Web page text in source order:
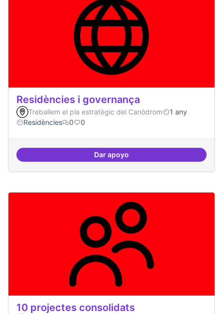
Residències i governança
Treballem el pla estratègic del Canòdrom
1 any
Residències
0 0
Dar apoyoResidències i governança
10 projectes consolidats